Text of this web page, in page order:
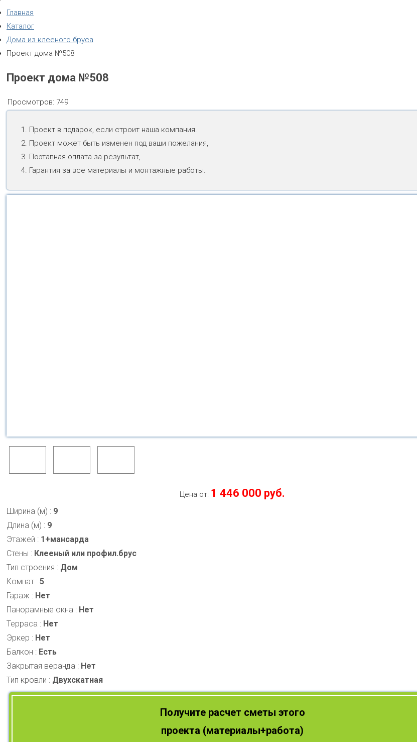
Главная
Каталог
Дома из клееного бруса
Проект дома №508
Проект дома №508
Просмотров: 749
Проект в подарок, если строит наша компания.
Проект может быть изменен под ваши пожелания,
Поэтапная оплата за результат,
Гарантия за все материалы и монтажные работы.
Цена от: 1 446 000 руб.
Ширина (м) : 9
Длина (м) : 9
Этажей : 1+мансарда
Стены : Клееный или профил.брус
Тип строения : Дом
Комнат : 5
Гараж : Нет
Панорамные окна : Нет
Терраса : Нет
Эркер : Нет
Балкон : Есть
Закрытая веранда : Нет
Тип кровли : Двухскатная
Получите расчет сметы этого
проекта (материалы+работа)